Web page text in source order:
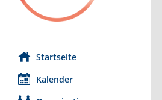
Startseite
Kalender